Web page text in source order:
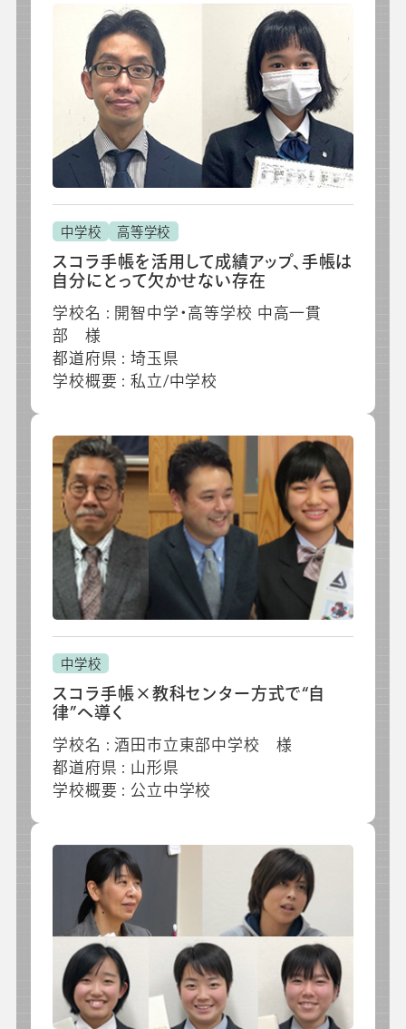
中学校 高等学校
スコラ手帳を活用して成績アップ、手帳は
自分にとって欠かせない存在
学校名 : 開智中学・高等学校 中高一貫
部 様
都道府県 : 埼玉県
学校概要 : 私立/中学校
中学校
スコラ手帳×教科センター方式で“自
律”へ導く
学校名 : 酒田市立東部中学校 様
都道府県 : 山形県
学校概要 : 公立中学校